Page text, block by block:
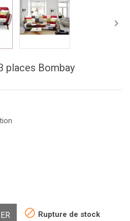

places Bombay
 Rupture de stock